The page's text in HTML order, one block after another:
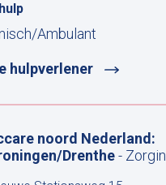
Ambulant
hulpverlener
noord Nederland:
Drenthe-